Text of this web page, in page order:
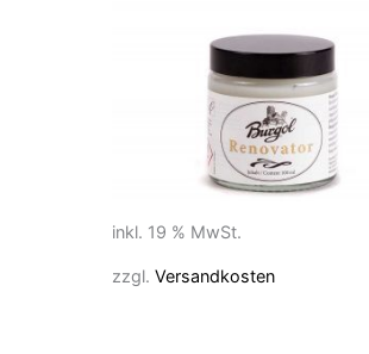
inkl. 19 % MwSt.
zzgl. Versandkosten